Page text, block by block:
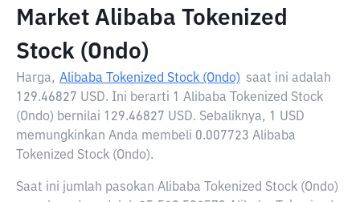
Market Alibaba Tokenized
Stock (Ondo)
Harga, Alibaba Tokenized Stock (Ondo) saat ini adalah
129.46827 USD. Ini berarti 1 Alibaba Tokenized Stock
(Ondo) bernilai 129.46827 USD. Sebaliknya, 1 USD
memungkinkan Anda membeli 0.007723 Alibaba
Tokenized Stock (Ondo).
Saat ini jumlah pasokan Alibaba Tokenized Stock (Ondo)